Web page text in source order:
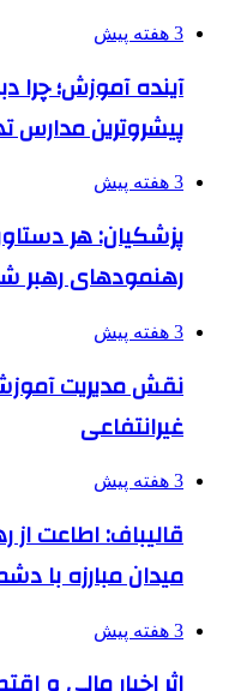
3 هفته پیش
آینده آموزش؛ چرا
پیشروترین مدارس
3 هفته پیش
پزشکیان: هر
رهنمودهای رهبر
3 هفته پیش
نقش مدیریت
غیرانتفاعی
3 هفته پیش
قالیباف: اطاعت از
میدان مبارزه با
3 هفته پیش